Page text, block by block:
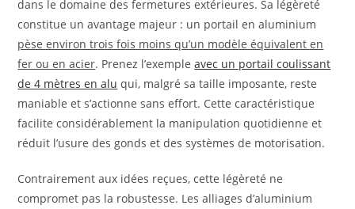
dans le domaine des fermetures extérieures. Sa légèreté
constitue un avantage majeur : un portail en aluminium
pèse environ trois fois moins qu’un modèle équivalent en
fer ou en acier. Prenez l’exempleavec un portail coulissant
de 4 mètres en alu qui, malgré sa taille imposante, reste
maniable et s’actionne sans effort. Cette caractéristique
facilite considérablement la manipulation quotidienne et
réduit l’usure des gonds et des systèmes de motorisation.
Contrairement aux idées reçues, cette légèreté ne
compromet pas la robustesse. Les alliages d’aluminium